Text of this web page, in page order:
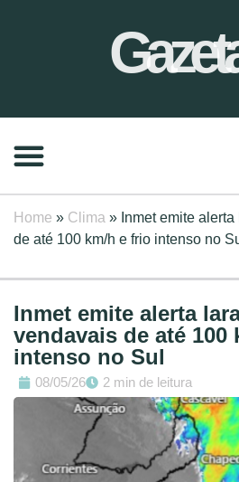
Home » Clima » Inmet emite
de até 100 km/h e frio intenso no
Inmet emite alerta
vendavais de até 100
intenso no Sul
08/05/26 2 min de leitura